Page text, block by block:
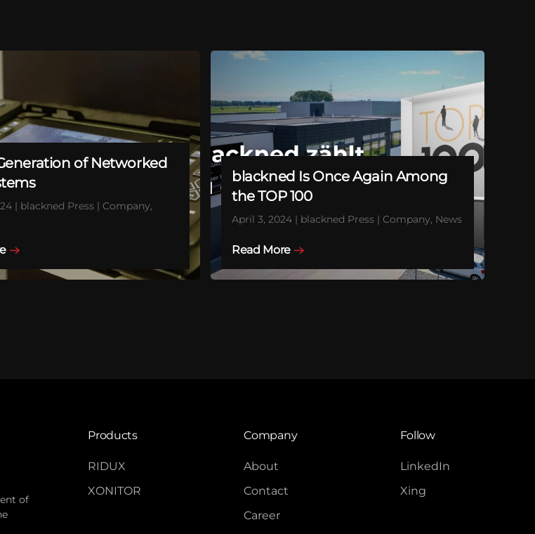
of Networked
| blackned Press | Company,
blackned Is Once Again Among
the TOP 100
April 3, 2024 | blackned Press | Company, News
Read More
of
Products
RIDUX
XONITOR
Company
About
Contact
Career
Follow
LinkedIn
Xing